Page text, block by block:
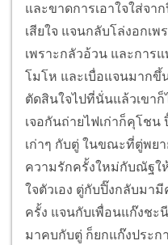
และขาดการเอาใจใส่จ
เสียใจ แจนกลับโล่งอกเพ
เพราะกลัวอ้วน และการ
โมโห และเบื่อแจนมากขึ้
ตัดสินใจไปที่นั่นแล้วเขาก็
เจอกันถ่ายไฟเก่าก็คุโช
เก่าๆ กับตู่ ในขณะที่ตู่พย
ความรักครั้งใหม่กับณัฐใ
ใจตัวเอง ตู่กับปิ๊งกลับมา
ครั้ง แจนกับเพื่อนแก๊งชะ
มาคบกับตู่ ก็ยกแก๊งประก